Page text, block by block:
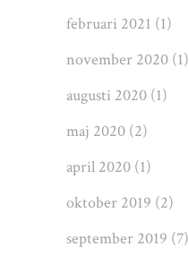
februari 2021 (1)
november 2020 (1)
augusti 2020 (1)
maj 2020 (2)
april 2020 (1)
oktober 2019 (2)
september 2019 (7)